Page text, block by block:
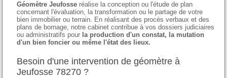
Géomètre Jeufosse réalise la conception ou l'étude de plan
concernant l'évaluation, la transformation ou le partage de votre
bien immobilier ou terrain. En réalisant des procès verbaux et des
plans de bornage, notre cabinet contribue à vos dossiers judiciaires
ou administratifs pour la production d'un constat, la mutation
d'un bien foncier ou même l'état des lieux.
Besoin d'une intervention de géomètre à
Jeufosse 78270 ?